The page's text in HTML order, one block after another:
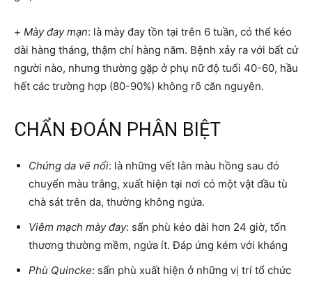
+ Mày đay mạn: là mày đay tồn tại trên 6 tuần, có thể kéo
dài hàng tháng, thậm chí hàng năm. Bệnh xảy ra với bất cứ
người nào, nhưng thường gặp ở phụ nữ độ tuổi 40-60, hầu
hết các trường hợp (80-90%) không rõ căn nguyên.
CHẨN ĐOÁN PHÂN BIỆT
Chứng da vẽ nổi: là những vết lằn màu hồng sau đó
chuyển màu trắng, xuất hiện tại nơi có một vật đầu tù
chà sát trên da, thường không ngứa.
Viêm mạch mày đay: sẩn phù kéo dài hơn 24 giờ, tổn
thương thường mềm, ngứa ít. Đáp ứng kém với kháng
Phù Quincke: sẩn phù xuất hiện ở những vị trí tổ chức